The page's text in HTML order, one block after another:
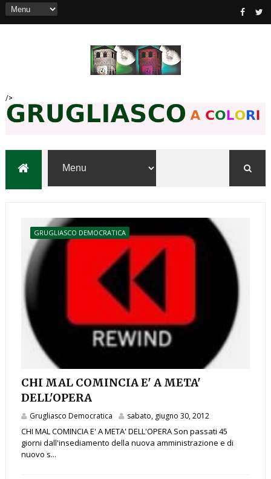
/>
GRUGLIASCO DEMOCRATICA
CHI MAL COMINCIA E' A META'
DELL'OPERA
Grugliasco Democratica sabato, giugno 30, 2012
CHI MAL COMINCIA E' A META' DELL'OPERA Son passati 45
giorni dall'insediamento della nuova amministrazione e di
nuovo s...